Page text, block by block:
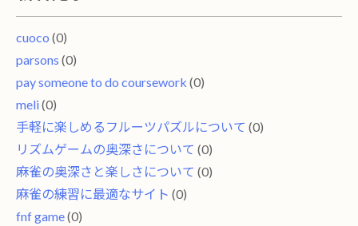
cuoco (0)
parsons (0)
pay someone to do coursework (0)
meli(0)
手軽に楽しめるフルーツパズルについて (0)
リズムゲームの奥深さについて (0)
麻雀の奥深さと楽しさについて (0)
麻雀の練習に最適なサイト (0)
fnf game(0)